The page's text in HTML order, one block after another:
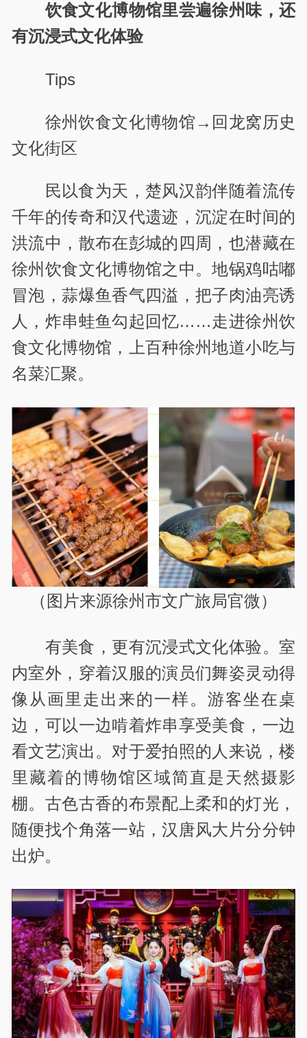
饮食文化博物馆里尝遍徐州味，还
有沉浸式文化体验
Tips
徐州饮食文化博物馆→回龙窝历史
文化街区
民以食为天，楚风汉韵伴随着流传
千年的传奇和汉代遗迹，沉淀在时间的
洪流中，散布在彭城的四周，也潜藏在
徐州饮食文化博物馆之中。地锅鸡咕嘟
冒泡，蒜爆鱼香气四溢，把子肉油亮诱
人，炸串蛙鱼勾起回忆……走进徐州饮
食文化博物馆，上百种徐州地道小吃与
名菜汇聚。
（图片来源徐州市文广旅局官微）
有美食，更有沉浸式文化体验。室
内室外，穿着汉服的演员们舞姿灵动得
像从画里走出来的一样。游客坐在桌
边，可以一边啃着炸串享受美食，一边
看文艺演出。对于爱拍照的人来说，楼
里藏着的博物馆区域简直是天然摄影
棚。古色古香的布景配上柔和的灯光，
随便找个角落一站，汉唐风大片分分钟
出炉。